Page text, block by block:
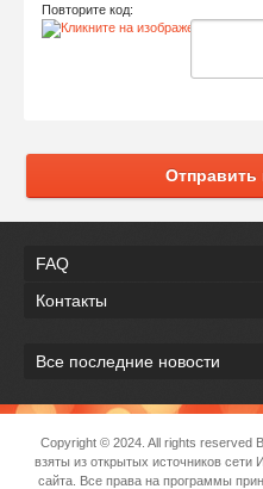
Повторите код:
Отправить
FAQ
Контакты
Все последние новости
Copyright © 2024. All rights reserved
взяты из открытых источников сети
сайта. Все права на программы